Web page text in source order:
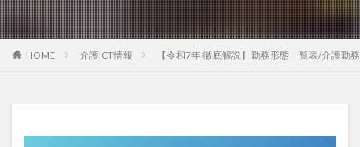
HOME 介護ICT情報 【令和7年 徹底解説】勤務形態一覧表/介護
心理的安全性診断
志賀弘幸 恩蔵絢子
愛知県
感情労働
感染症対策 戸田恵梨香
手洗い
手順書 採用
在宅介護
介護人材政策研究会
介護保険
介護保険請求